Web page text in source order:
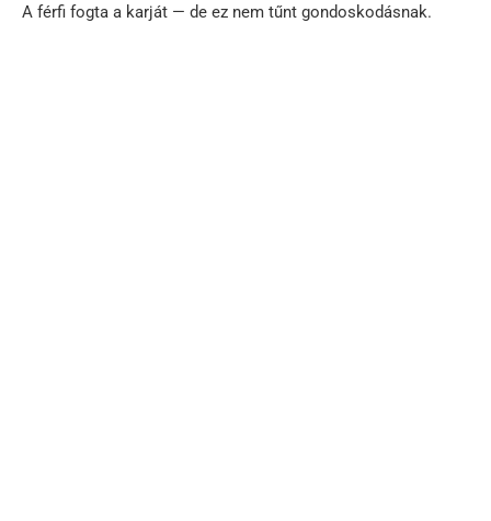
A férfi fogta a karját — de ez nem tűnt gondoskodásnak.